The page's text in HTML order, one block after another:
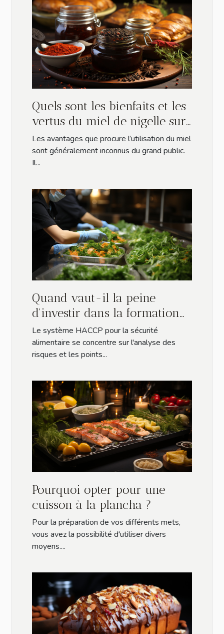
Quels sont les bienfaits et les
vertus du miel de nigelle sur
la santé ?
Les avantages que procure l’utilisation du miel
sont généralement inconnus du grand public.
Il...
Quand vaut-il la peine
d'investir dans la formation
HACCP des employés ?
Le système HACCP pour la sécurité
alimentaire se concentre sur l'analyse des
risques et les points...
Pourquoi opter pour une
cuisson à la plancha ?
Pour la préparation de vos différents mets,
vous avez la possibilité d'utiliser divers
moyens....